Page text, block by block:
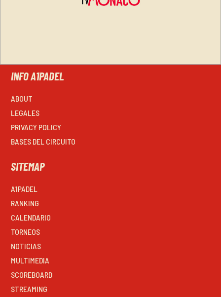
INFO A1PADEL
ABOUT
LEGALES
PRIVACY POLICY
BASES DEL CIRCUITO
SITEMAP
A1PADEL
RANKING
CALENDARIO
TORNEOS
NOTICIAS
MULTIMEDIA
SCOREBOARD
STREAMING